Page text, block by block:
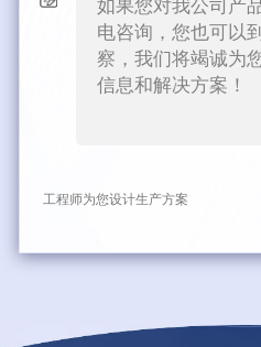
工程师为您设计生产方案